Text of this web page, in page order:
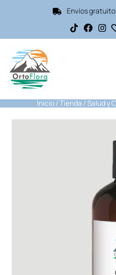
Envíos
Inicio/Tienda /Salud y